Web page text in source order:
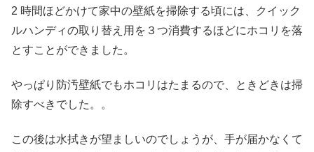
2 時間ほどかけて家中の壁紙を掃除する頃には、クイック
ルハンディの取り替え用を３つ消費するほどにホコリを落
とすことができました。
やっぱり防汚壁紙でもホコリはたまるので、ときどきは掃
除すべきでした。。
この後は水拭きが望ましいのでしょうが、手が届かなくて